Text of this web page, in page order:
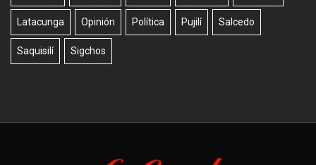
Latacunga Opinión Política Pujilí Salcedo
Saquisilí Sigchos